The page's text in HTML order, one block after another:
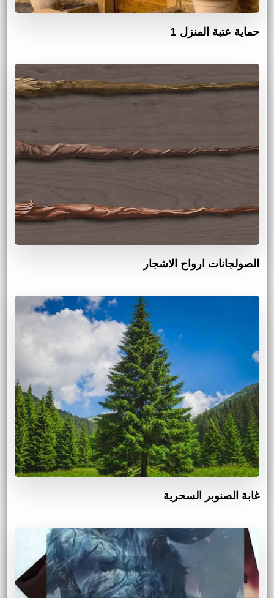
حماية عتبة المنزل 1
الصولجانات ارواح الاشجار
غابة الصنوبر السحرية